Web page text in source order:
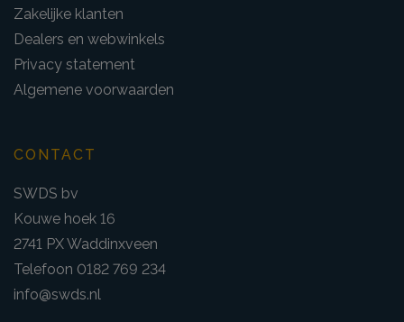
Zakelijke klanten
Dealers en webwinkels
Privacy statement
Algemene voorwaarden
CONTACT
SWDS bv
Kouwe hoek 16
2741 PX Waddinxveen
Telefoon 0182 769 234
info@swds.nl